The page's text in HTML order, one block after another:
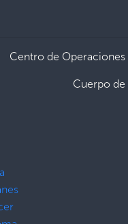
Centro de
Cuerpo